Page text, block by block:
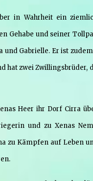
in Wahrheit ein
Gehabe und seiner
Gabrielle. Er ist
hat zwei
Heer ihr Dorf Cirra
und zu Xenas
zu Kämpfen auf Leben